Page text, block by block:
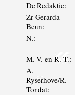
De Redaktie:
Zr Gerarda
Beun:
N.:
M. V. en R. T.:
A.
Ryserhove/R.
Tondat: